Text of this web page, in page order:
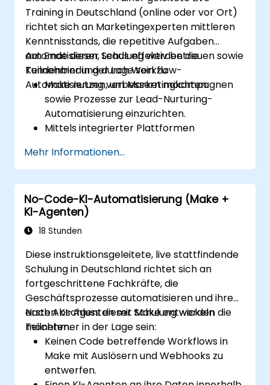
Training in Deutschland (online oder vor Ort)
richtet sich an Marketingexperten mittleren
Kenntnisstands, die repetitive Aufgaben
automatisieren, Leads effektiv betreuen sowie
Kundenbindung durch Workflow-
Automatisierung verbessern möchten.
Am Ende dieser Schulung werden die
Teilnehmer in der Lage sein zu:
Make nutzen, um Marketingkampagnen
sowie Prozesse zur Lead-Nurturing-
Automatisierung einzurichten.
Mittels integrierter Plattformen
erstellen.
Daten zwischen Marketingwerkzeugen
wie Mailchimp, HubSpot und Social-
Media-Plattformen synchronisieren.
Automatisierte Workflows überwachen
und analysieren, um die
Best Practices zur skalierbaren
Umsetzung von Marketing-Automation-
Strategien anwenden.
Mehr Informationen...
No-Code-KI-Automatisierung (Make +
KI-Agenten)
18 Stunden
Diese instruktionsgeleitete, live stattfindende
Schulung in Deutschland richtet sich an
fortgeschrittene Fachkräfte, die
Geschäftsprozesse automatisieren und ihren
ersten KI-Agenten mit Make entwickeln
möchten.
Nach Abschluss dieser Schulung werden die
Teilnehmer in der Lage sein:
Keinen Code betreffende Workflows in
Make mit Auslösern und Webhooks zu
entwerfen.